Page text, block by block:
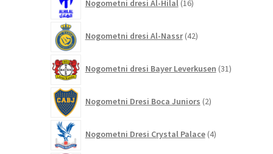
Nogometni dresi Al-Hilal 16izdelkov
Nogometni dresi Al-Nassr 42izdelkov
Nogometni dresi Bayer Leverkusen 31izdelkov
Nogometni Dresi Boca Juniors 2izdelka
Nogometni Dresi Crystal Palace 4izdelki